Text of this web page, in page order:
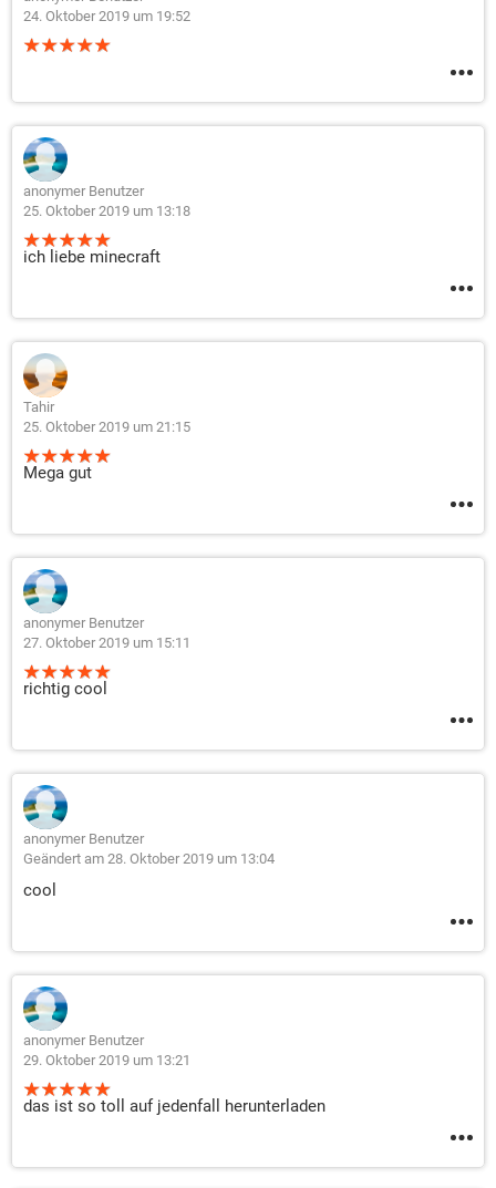
24. Oktober 2019 um 19:52
anonymer Benutzer
25. Oktober 2019 um 13:18
ich liebe minecraft
Tahir
25. Oktober 2019 um 21:15
Mega gut
anonymer Benutzer
27. Oktober 2019 um 15:11
richtig cool
anonymer Benutzer
Geändert am 28. Oktober 2019 um 13:04
cool
anonymer Benutzer
29. Oktober 2019 um 13:21
das ist so toll auf jedenfall herunterladen